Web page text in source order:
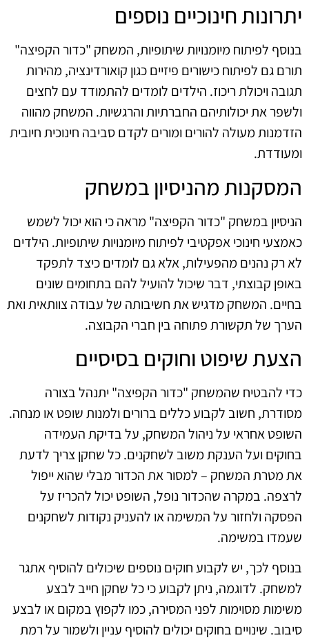
יתרונות חינוכיים נוספים
בנוסף לפיתוח מיומנויות שיתופיות, המשחק "כדור הקפיצה"
תורם גם לפיתוח כישורים פיזיים כגון קואורדינציה, מהירות
תגובה ויכולת ריכוז. הילדים לומדים להתמודד עם לחצים
ולשפר את יכולותיהם החברתיות והרגשיות. המשחק מהווה
הזדמנות מעולה להורים ומורים לקדם סביבה חינוכית חיובית
ומעודדת.
המסקנות מהניסיון במשחק
הניסיון במשחק "כדור הקפיצה" מראה כי הוא יכול לשמש
כאמצעי חינוכי אפקטיבי לפיתוח מיומנויות שיתופיות. הילדים
לא רק נהנים מהפעילות, אלא גם לומדים כיצד לתפקד
באופן קבוצתי, דבר שיכול להועיל להם בתחומים שונים
בחיים. המשחק מדגיש את חשיבותה של עבודה צוותאית ואת
הערך של תקשורת פתוחה בין חברי הקבוצה.
הצעת שיפוט וחוקים בסיסיים
כדי להבטיח שהמשחק "כדור הקפיצה" יתנהל בצורה
מסודרת, חשוב לקבוע כללים ברורים ולמנות שופט או מנחה.
השופט אחראי על ניהול המשחק, על בדיקת העמידה
בחוקים ועל הענקת משוב לשחקנים. כל שחקן צריך לדעת
את מטרת המשחק – למסור את הכדור מבלי שהוא ייפול
לרצפה. במקרה שהכדור נופל, השופט יכול להכריז על
הפסקה ולחזור על המשימה או להעניק נקודות לשחקנים
שעמדו במשימה.
בנוסף לכך, יש לקבוע חוקים נוספים שיכולים להוסיף אתגר
למשחק. לדוגמה, ניתן לקבוע כי כל שחקן חייב לבצע
משימות מסוימות לפני המסירה, כמו לקפוץ במקום או לבצע
סיבוב. שינויים בחוקים יכולים להוסיף עניין ולשמור על רמת